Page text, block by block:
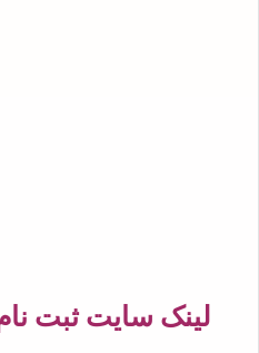
لینک سایت ثبت نام ایران خودرو ۱۴۰۲